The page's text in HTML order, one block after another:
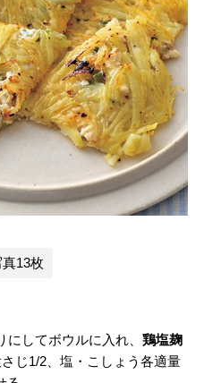
13枚
にしてボウルに入れ、 鶏塩麹
じ1/2、塩・こしょう各適量